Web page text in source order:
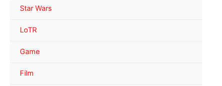
Star Wars
LoTR
Game
Film